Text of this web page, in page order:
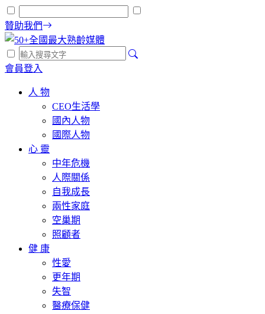
贊助我們
會員登入
人 物
CEO生活學
國內人物
國際人物
心 靈
中年危機
人際關係
自我成長
兩性家庭
空巢期
照顧者
健 康
性愛
更年期
失智
醫療保健